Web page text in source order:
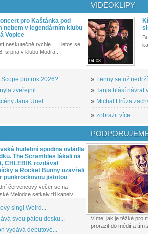
pro Kaštánka pod
nebem v legendárním klubu
Vopice
neskutečně rychle.... I letos se
srpna v klubu Modrá...
pro rok 2026?
zveřejnil...
Jana Uriel...
VIDEOKLIPY
04.08.
» Lenny se už
» Tanja hlásí návrat
» Michal Hrůza
» zobrazit více...
hudební spodina ovládla
The Scrambles lákali na
CHLEB!K rozdával
a Rocket Bunny uzavřeli
punkrockovou jistotou
červencový večer se na
Melodce setkaly tři kapely...
singl Weird...
svou pátou desku...
vydává debutové...
Víme, jak je těžké pro
prorazit do médií a tím